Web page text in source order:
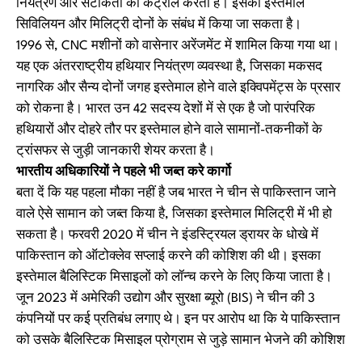
नियंत्रण और सटीकता को कंट्रोल करती हैं। इसका इस्तेमाल
सिविलियन और मिलिट्री दोनों के संबंध में किया जा सकता है।
1996 से, CNC मशीनों को वासेनार अरेंजमेंट में शामिल किया गया था।
यह एक अंतरराष्ट्रीय हथियार नियंत्रण व्यवस्था है, जिसका मकसद
नागरिक और सैन्य दोनों जगह इस्तेमाल होने वाले इक्विपमेंट्स के प्रसार
को रोकना है। भारत उन 42 सदस्य देशों में से एक है जो पारंपरिक
हथियारों और दोहरे तौर पर इस्तेमाल होने वाले सामानों-तकनीकों के
ट्रांसफर से जुड़ी जानकारी शेयर करता है।
भारतीय अधिकारियों ने पहले भी जब्त करे कार्गो
बता दें कि यह पहला मौका नहीं है जब भारत ने चीन से पाकिस्तान जाने
वाले ऐसे सामान को जब्त किया है, जिसका इस्तेमाल मिलिट्री में भी हो
सकता है। फरवरी 2020 में चीन ने इंडस्ट्रियल ड्रायर के धोखे में
पाकिस्तान को ऑटोक्लेव सप्लाई करने की कोशिश की थी। इसका
इस्तेमाल बैलिस्टिक मिसाइलों को लॉन्च करने के लिए किया जाता है।
जून 2023 में अमेरिकी उद्योग और सुरक्षा ब्यूरो (BIS) ने चीन की 3
कंपनियों पर कई प्रतिबंध लगाए थे। इन पर आरोप था कि ये पाकिस्तान
को उसके बैलिस्टिक मिसाइल प्रोग्राम से जुड़े सामान भेजने की कोशिश